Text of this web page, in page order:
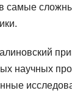
самые
научных